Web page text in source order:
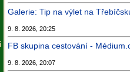
Galerie: Tip na výlet na
9. 8. 2026, 20:25
FB skupina cestování -
9. 8. 2026, 20:07